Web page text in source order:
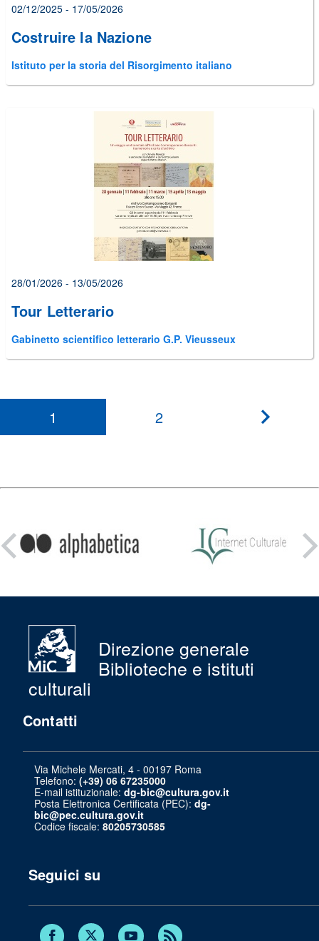
02/12/2025 - 17/05/2026
Costruire la Nazione
Istituto per la storia del Risorgimento italiano
28/01/2026 - 13/05/2026
Tour Letterario
Gabinetto scientifico letterario G.P. Vieusseux
1 2
su:
Direzione generale
Biblioteche e istituti
culturali
Contatti
Via Michele Mercati, 4 - 00197 Roma
Telefono: (+39) 06 67235000
E-mail istituzionale: dg-bic@cultura.gov.it
Posta Elettronica Certificata (PEC): dg-
bic@pec.cultura.gov.it
Codice fiscale: 80205730585
Seguici su
Facebook Twitter Youtube